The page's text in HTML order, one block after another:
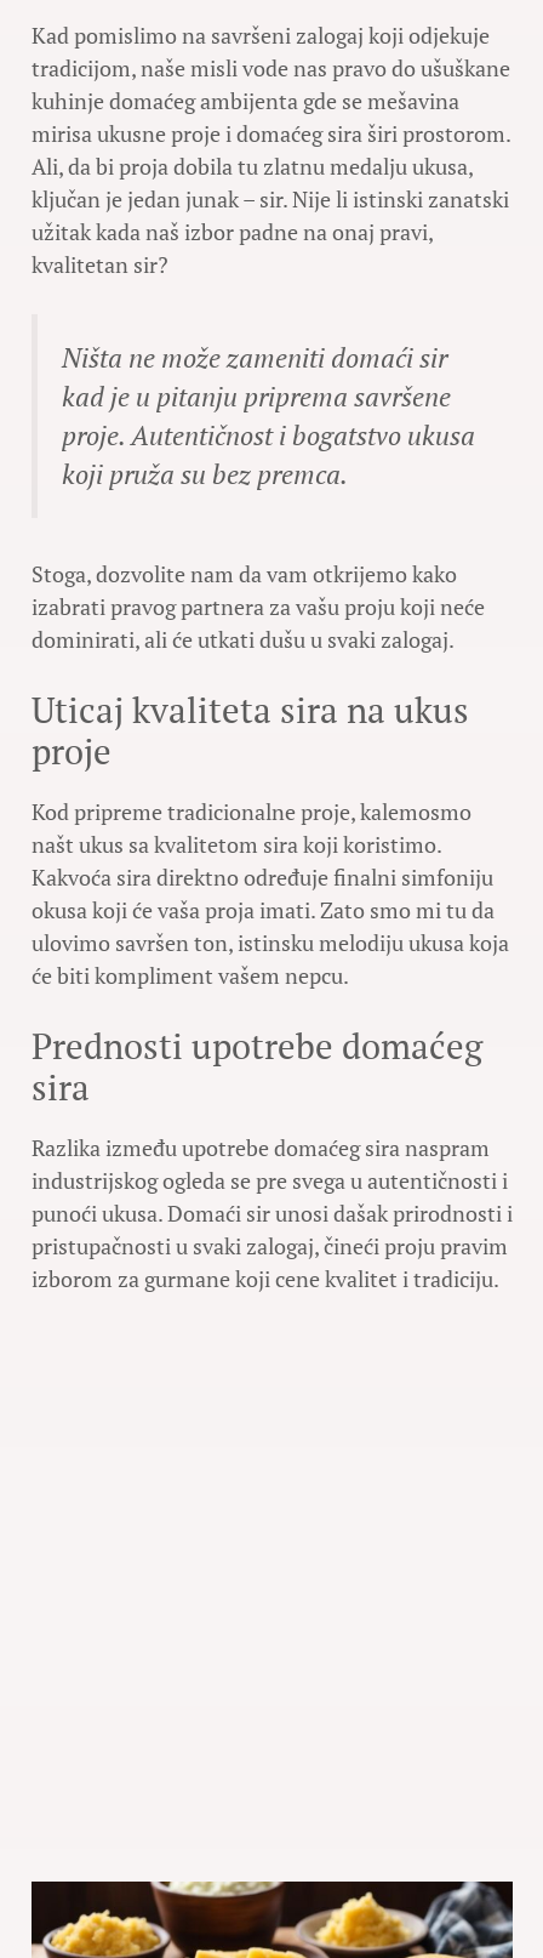
Kad pomislimo na savršeni zalogaj koji odjekuje
tradicijom, naše misli vode nas pravo do ušuškane
kuhinje domaćeg ambijenta gde se mešavina
mirisa ukusne proje i domaćeg sira širi prostorom.
Ali, da bi proja dobila tu zlatnu medalju ukusa,
ključan je jedan junak – sir. Nije li istinski zanatski
užitak kada naš izbor padne na onaj pravi,
kvalitetan sir?
Ništa ne može zameniti domaći sir
kad je u pitanju priprema savršene
proje. Autentičnost i bogatstvo ukusa
koji pruža su bez premca.
Stoga, dozvolite nam da vam otkrijemo kako
izabrati pravog partnera za vašu proju koji neće
dominirati, ali će utkati dušu u svaki zalogaj.
Uticaj kvaliteta sira na ukus
proje
Kod pripreme tradicionalne proje, kalemosmo
našt ukus sa kvalitetom sira koji koristimo.
Kakvoća sira direktno određuje finalni simfoniju
okusa koji će vaša proja imati. Zato smo mi tu da
ulovimo savršen ton, istinsku melodiju ukusa koja
će biti kompliment vašem nepcu.
Prednosti upotrebe domaćeg
sira
Razlika između upotrebe domaćeg sira naspram
industrijskog ogleda se pre svega u autentičnosti i
punoći ukusa. Domaći sir unosi dašak prirodnosti i
pristupačnosti u svaki zalogaj, čineći proju pravim
izborom za gurmane koji cene kvalitet i tradiciju.